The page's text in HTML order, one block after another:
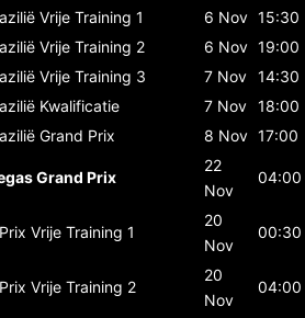
Vrije Training 1 6 Nov 15:30
Vrije Training 2 6 Nov 19:00
Vrije Training 3 7 Nov 14:30
Kwalificatie 7 Nov 18:00
Grand Prix 8 Nov 17:00
Grand Prix
22
Nov
04:00
Vrije Training 1
20
Nov
00:30
Vrije Training 2
20
Nov
04:00